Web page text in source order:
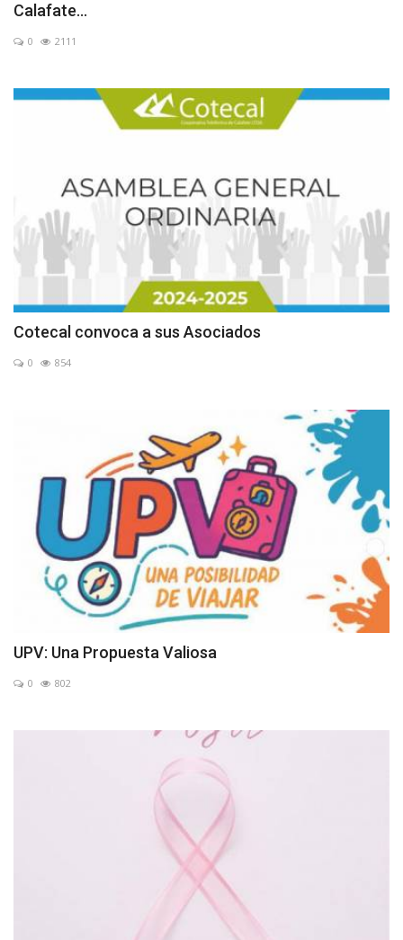
Calafate...
0 2111
Cotecal convoca a sus Asociados
0 854
UPV: Una Propuesta Valiosa
0 802